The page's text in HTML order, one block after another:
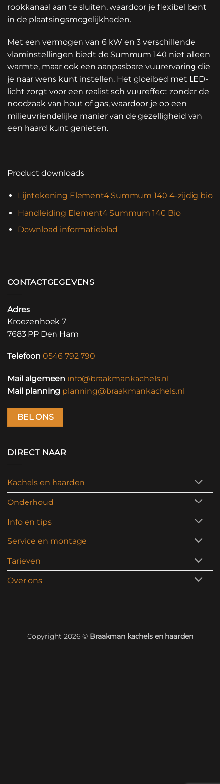
rookkanaal aan te sluiten, waardoor je flexibel bent
in de plaatsingsmogelijkheden.
Met een vermogen van 6 kW en 3 verschillende
vlaminstellingen biedt de Summum 140 niet alleen
warmte, maar ook een aanpasbare vuurervaring die
je naar wens kunt instellen. Het gloeibed met LED-
licht zorgt voor een realistisch vuureffect zonder de
noodzaak van hout of gas, waardoor je op een
milieuvriendelijke manier van de gezelligheid van
een haard kunt genieten.
Product downloads
Lijntekening Element4 Summum 140 4-zijdig bio
Handleiding Element4 Summum 140 Bio
Download informatieblad
CONTACTGEGEVENS
Adres
Kroezenhoek 7
7683 PP Den Ham
Telefoon 0546 792 790
Mail algemeen info@braakmankachels.nl
Mail planning planning@braakmankachels.nl
BEL ONS
DIRECT NAAR
Kachels en haarden
Onderhoud
Info en tips
Service en montage
Tarieven
Over ons
Copyright 2026 © Braakman kachels en haarden